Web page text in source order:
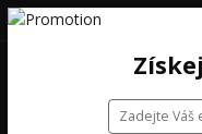
+420 777 199 652